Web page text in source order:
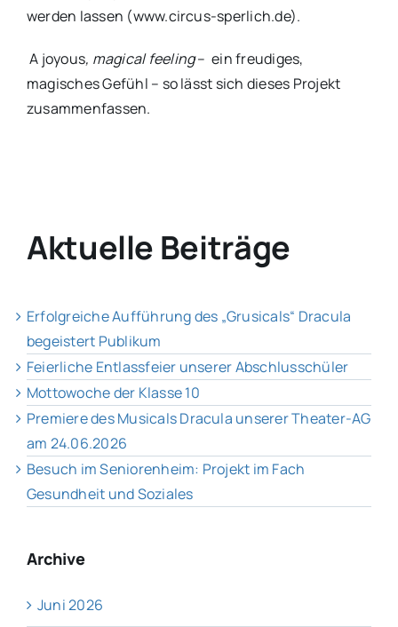
werden lassen (www.circus-sperlich.de).
A joyous, magical feeling– ein freudiges,
magisches Gefühl – so lässt sich dieses Projekt
zusammenfassen.
Aktuelle Beiträge
Erfolgreiche Aufführung des „Grusicals“ Dracula
begeistert Publikum
Feierliche Entlassfeier unserer Abschlusschüler
Mottowoche der Klasse 10
Premiere des Musicals Dracula unserer Theater-AG
am 24.06.2026
Besuch im Seniorenheim: Projekt im Fach
Gesundheit und Soziales
Archive
Juni 2026